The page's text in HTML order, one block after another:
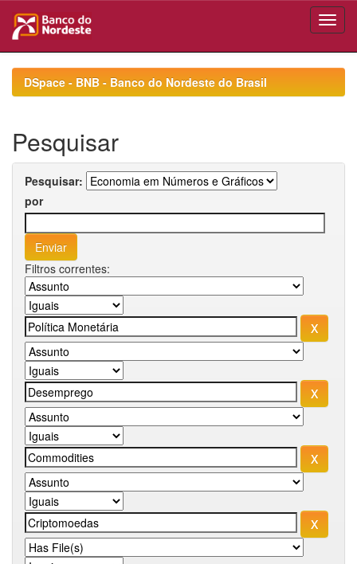
navigationDSpace - BNB - Banco do Nordeste do Brasil
Pesquisar
Pesquisar:
por
Filtros correntes: